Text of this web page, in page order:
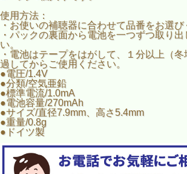
使用方法：
・お使いの補聴器に合わせて品番をお選び
・パックの裏面から電池を一つずつ取り
い。
・電池はテープをはがして、１分以上（
過してからご使用ください。
●電圧/1.4V
●分類/空気亜鉛
●標準電流/1.0mA
●電池容量/270mAh
●サイズ/直径7.9mm、高さ5.4mm
●重量/0.8g
●ドイツ製